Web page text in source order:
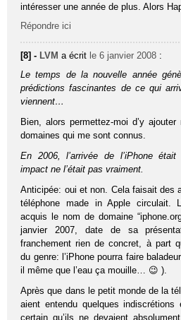
intéresser une année de plus. Alors
Répondre ici
[8] - LVM a écrit le 6 janvier 2008 :
Le temps de la nouvelle année
prédictions fascinantes de ce qui
viennent…
Bien, alors permettez-moi d’y
domaines qui me sont connus.
En 2006, l’arrivée de l’iPhone
impact ne l’était pas vraiment.
Anticipée: oui et non. Cela faisait des
téléphone made in Apple circulait.
acquis le nom de domaine
janvier 2007, date de sa
franchement rien de concret, à part
du genre: l’iPhone pourra faire
il même que l’eau ça mouille… 😉 ).
Après que dans le petit monde de la
aient entendu quelques
certain qu’ils ne devaient